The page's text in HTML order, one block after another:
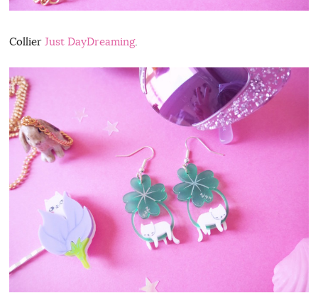
Collier Just DayDreaming.